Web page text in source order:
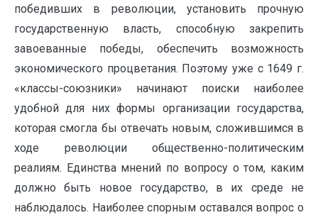
победивших в революции, установить прочную
государственную власть, способную закрепить
завоеванные победы, обеспечить возможность
экономического процветания. Поэтому уже с 1649 г.
«классы-союзники» начинают поиски наиболее
удобной для них формы организации государства,
которая смогла бы отвечать новым, сложившимся в
ходе революции общественно-политическим
реалиям. Единства мнений по вопросу о том, каким
должно быть новое государство, в их среде не
наблюдалось. Наиболее спорным оставался вопрос о